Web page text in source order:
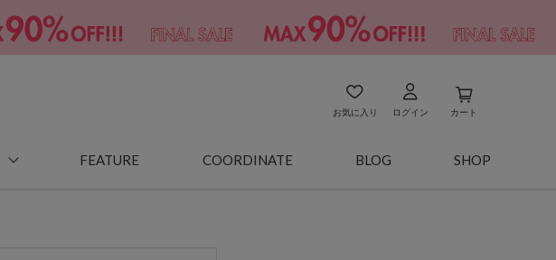
お気に入り ログイン カート
FEATURE COORDINATE BLOG SHOP